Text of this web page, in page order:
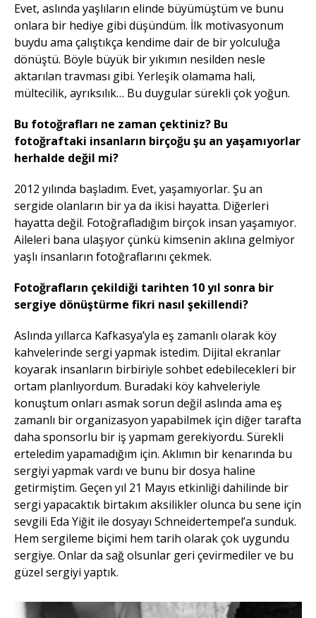
Evet, aslında yaşlıların elinde büyümüştüm ve bunu
onlara bir hediye gibi düşündüm. İlk motivasyonum
buydu ama çalıştıkça kendime dair de bir yolculuğa
dönüştü. Böyle büyük bir yıkımın nesilden nesle
aktarılan travması gibi. Yerleşik olamama hali,
mültecilik, ayrıksılık… Bu duygular sürekli çok yoğun.
Bu fotoğrafları ne zaman çektiniz? Bu
fotoğraftaki insanların birçoğu şu an yaşamıyorlar
herhalde değil mi?
2012 yılında başladım. Evet, yaşamıyorlar. Şu an
sergide olanların bir ya da ikisi hayatta. Diğerleri
hayatta değil. Fotoğrafladığım birçok insan yaşamıyor.
Aileleri bana ulaşıyor çünkü kimsenin aklına gelmiyor
yaşlı insanların fotoğraflarını çekmek.
Fotoğrafların çekildiği tarihten 10 yıl sonra bir
sergiye dönüştürme fikri nasıl şekillendi?
Aslında yıllarca Kafkasya’yla eş zamanlı olarak köy
kahvelerinde sergi yapmak istedim. Dijital ekranlar
koyarak insanların birbiriyle sohbet edebilecekleri bir
ortam planlıyordum. Buradaki köy kahveleriyle
konuştum onları asmak sorun değil aslında ama eş
zamanlı bir organizasyon yapabilmek için diğer tarafta
daha sponsorlu bir iş yapmam gerekiyordu. Sürekli
erteledim yapamadığım için. Aklımın bir kenarında bu
sergiyi yapmak vardı ve bunu bir dosya haline
getirmiştim. Geçen yıl 21 Mayıs etkinliği dahilinde bir
sergi yapacaktık birtakım aksilikler olunca bu sene için
sevgili Eda Yiğit ile dosyayı Schneidertempel’a sunduk.
Hem sergileme biçimi hem tarih olarak çok uygundu
sergiye. Onlar da sağ olsunlar geri çevirmediler ve bu
güzel sergiyi yaptık.